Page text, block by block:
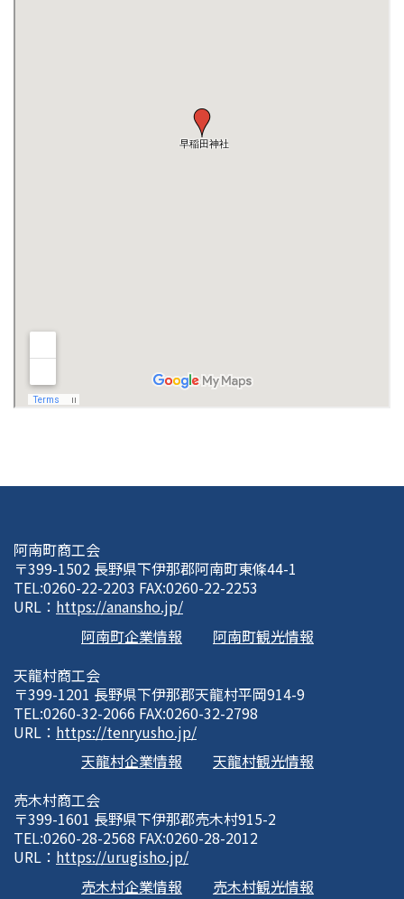
阿南町商工会
〒399-1502 長野県下伊那郡阿南町東條44-1
TEL:0260-22-2203 FAX:0260-22-2253
URL： https://anansho.jp/
阿南町企業情報
阿南町観光情報
天龍村商工会
〒399-1201 長野県下伊那郡天龍村平岡914-9
TEL:0260-32-2066 FAX:0260-32-2798
URL： https://tenryusho.jp/
天龍村企業情報
天龍村観光情報
売木村商工会
〒399-1601 長野県下伊那郡売木村915-2
TEL:0260-28-2568 FAX:0260-28-2012
URL： https://urugisho.jp/
売木村企業情報
売木村観光情報